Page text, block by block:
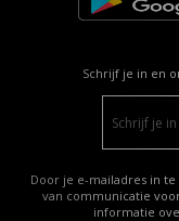
Schrijf je in en
Door je e-mailadres in
van communicatie
informatie